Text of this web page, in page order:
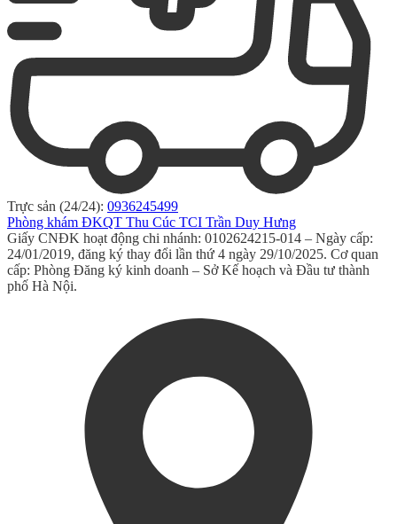
Trực sản (24/24): 0936245499
Phòng khám ĐKQT Thu Cúc TCI Trần Duy Hưng
Giấy CNĐK hoạt động chi nhánh: 0102624215-014 – Ngày cấp:
24/01/2019, đăng ký thay đổi lần thứ 4 ngày 29/10/2025. Cơ quan
cấp: Phòng Đăng ký kinh doanh – Sở Kế hoạch và Đầu tư thành
phố Hà Nội.